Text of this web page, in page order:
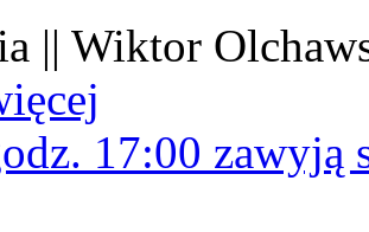
|| Wiktor
17:00 zawyją